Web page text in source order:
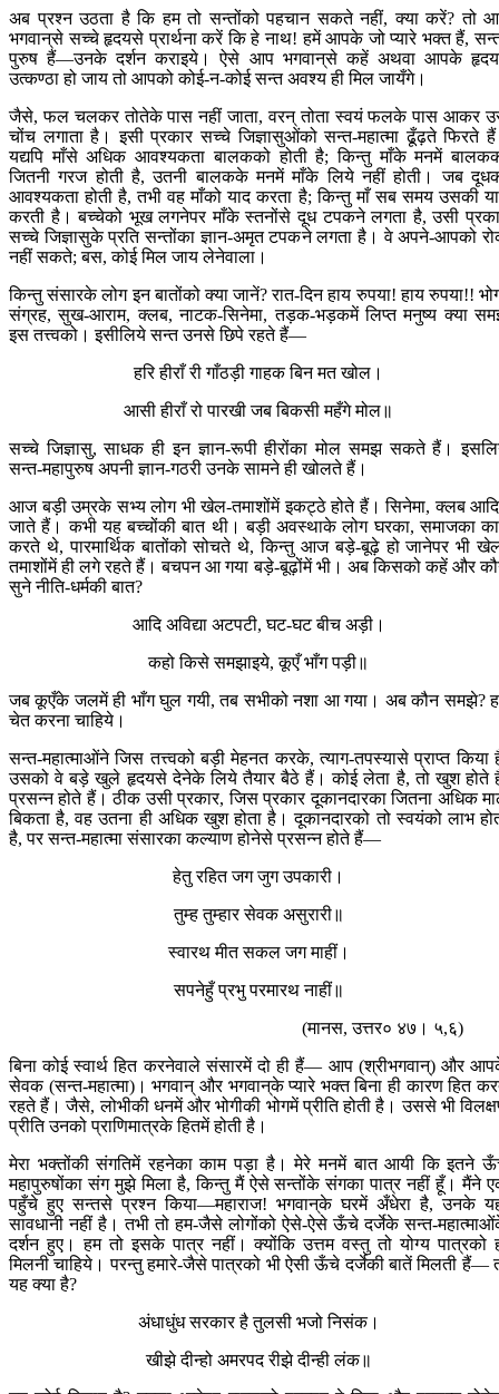
अब प्रश्न उठता है कि हम तो सन्तोंको पहचान सकते नहीं, क्या करें? तो
भगवान‍्से सच्चे हृदयसे प्रार्थना करें कि हे नाथ! हमें आपके जो प्यारे भक्त हैं,
पुरुष हैं—उनके दर्शन कराइये। ऐसे आप भगवान‍्से कहें अथवा आपके
उत्कण्ठा हो जाय तो आपको कोई-न-कोई सन्त अवश्य ही मिल जायँगे।
जैसे, फल चलकर तोतेके पास नहीं जाता, वरन् तोता स्वयं फलके पास आकर
चोंच लगाता है। इसी प्रकार सच्चे जिज्ञासुओंको सन्त-महात्मा ढूँढ़ते फिरते
यद्यपि माँसे अधिक आवश्यकता बालकको होती है; किन्तु माँके मनमें
जितनी गरज होती है, उतनी बालकके मनमें माँके लिये नहीं होती। जब
आवश्यकता होती है, तभी वह माँको याद करता है; किन्तु माँ सब समय उसकी
करती है। बच्चेको भूख लगनेपर माँके स्तनोंसे दूध टपकने लगता है, उसी
सच्चे जिज्ञासुके प्रति सन्तोंका ज्ञान-अमृत टपकने लगता है। वे अपने-आपको
नहीं सकते; बस, कोई मिल जाय लेनेवाला।
किन्तु संसारके लोग इन बातोंको क्या जानें? रात-दिन हाय रुपया! हाय रुपया!!
संग्रह, सुख-आराम, क्लब, नाटक-सिनेमा, तड़क-भड़कमें लिप्त मनुष्य क्या
इस तत्त्वको। इसीलिये सन्त उनसे छिपे रहते हैं—
हरि हीराँ री गाँठड़ी गाहक बिन मत खोल।
आसी हीराँ रो पारखी जब बिकसी महँगे मोल॥
सच्चे जिज्ञासु, साधक ही इन ज्ञान-रूपी हीरोंका मोल समझ सकते हैं।
सन्त-महापुरुष अपनी ज्ञान-गठरी उनके सामने ही खोलते हैं।
आज बड़ी उम्रके सभ्य लोग भी खेल-तमाशोंमें इकट्ठे होते हैं। सिनेमा, क्लब
जाते हैं। कभी यह बच्चोंकी बात थी। बड़ी अवस्थाके लोग घरका, समाजका
करते थे, पारमार्थिक बातोंको सोचते थे, किन्तु आज बड़े-बूढ़े हो जानेपर भी
तमाशोंमें ही लगे रहते हैं। बचपन आ गया बड़े-बूढ़ोंमें भी। अब किसको कहें और
सुने नीति-धर्मकी बात?
आदि अविद्या अटपटी, घट-घट बीच अड़ी।
कहो किसे समझाइये, कूएँ भाँग पड़ी॥
जब कूएँके जलमें ही भाँग घुल गयी, तब सभीको नशा आ गया। अब कौन समझे?
चेत करना चाहिये।
सन्त-महात्माओंने जिस तत्त्वको बड़ी मेहनत करके, त्याग-तपस्यासे प्राप्त किया
उसको वे बड़े खुले हृदयसे देनेके लिये तैयार बैठे हैं। कोई लेता है, तो खुश होते
प्रसन्न होते हैं। ठीक उसी प्रकार, जिस प्रकार दूकानदारका जितना अधिक
बिकता है, वह उतना ही अधिक खुश होता है। दूकानदारको तो स्वयंको लाभ
है, पर सन्त-महात्मा संसारका कल्याण होनेसे प्रसन्न होते हैं—
हेतु रहित जग जुग उपकारी।
तुम्ह तुम्हार सेवक असुरारी॥
स्वारथ मीत सकल जग माहीं।
सपनेहुँ प्रभु परमारथ नाहीं॥
(मानस, उत्तर० ४७। ५,६)
बिना कोई स्वार्थ हित करनेवाले संसारमें दो ही हैं— आप (श्रीभगवान्) और
सेवक (सन्त-महात्मा)। भगवान् और भगवान‍्के प्यारे भक्त बिना ही कारण हित
रहते हैं। जैसे, लोभीकी धनमें और भोगीकी भोगमें प्रीति होती है। उससे भी
प्रीति उनको प्राणिमात्रके हितमें होती है।
मेरा भक्तोंकी संगतिमें रहनेका काम पड़ा है। मेरे मनमें बात आयी कि इतने
महापुरुषोंका संग मुझे मिला है, किन्तु मैं ऐसे सन्तोंके संगका पात्र नहीं हूँ। मैंने
पहुँचे हुए सन्तसे प्रश्न किया—महाराज! भगवान‍्के घरमें अँधेरा है, उनके
सावधानी नहीं है। तभी तो हम-जैसे लोगोंको ऐसे-ऐसे ऊँचे दर्जेके सन्त-
दर्शन हुए। हम तो इसके पात्र नहीं। क्योंकि उत्तम वस्तु तो योग्य पात्रको
मिलनी चाहिये। परन्तु हमारे-जैसे पात्रको भी ऐसी ऊँचे दर्जेकी बातें मिलती हैं—
यह क्या है?
अंधाधुंध सरकार है तुलसी भजो निसंक।
खीझे दीन्हो अमरपद रीझे दीन्ही लंक॥